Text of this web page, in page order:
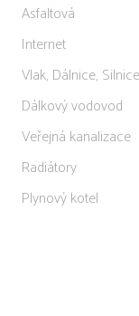
Asfaltová
Internet
Vlak, Dálnice,
Dálkový vodovod
Veřejná kanalizace
Radiátory
Plynový kotel